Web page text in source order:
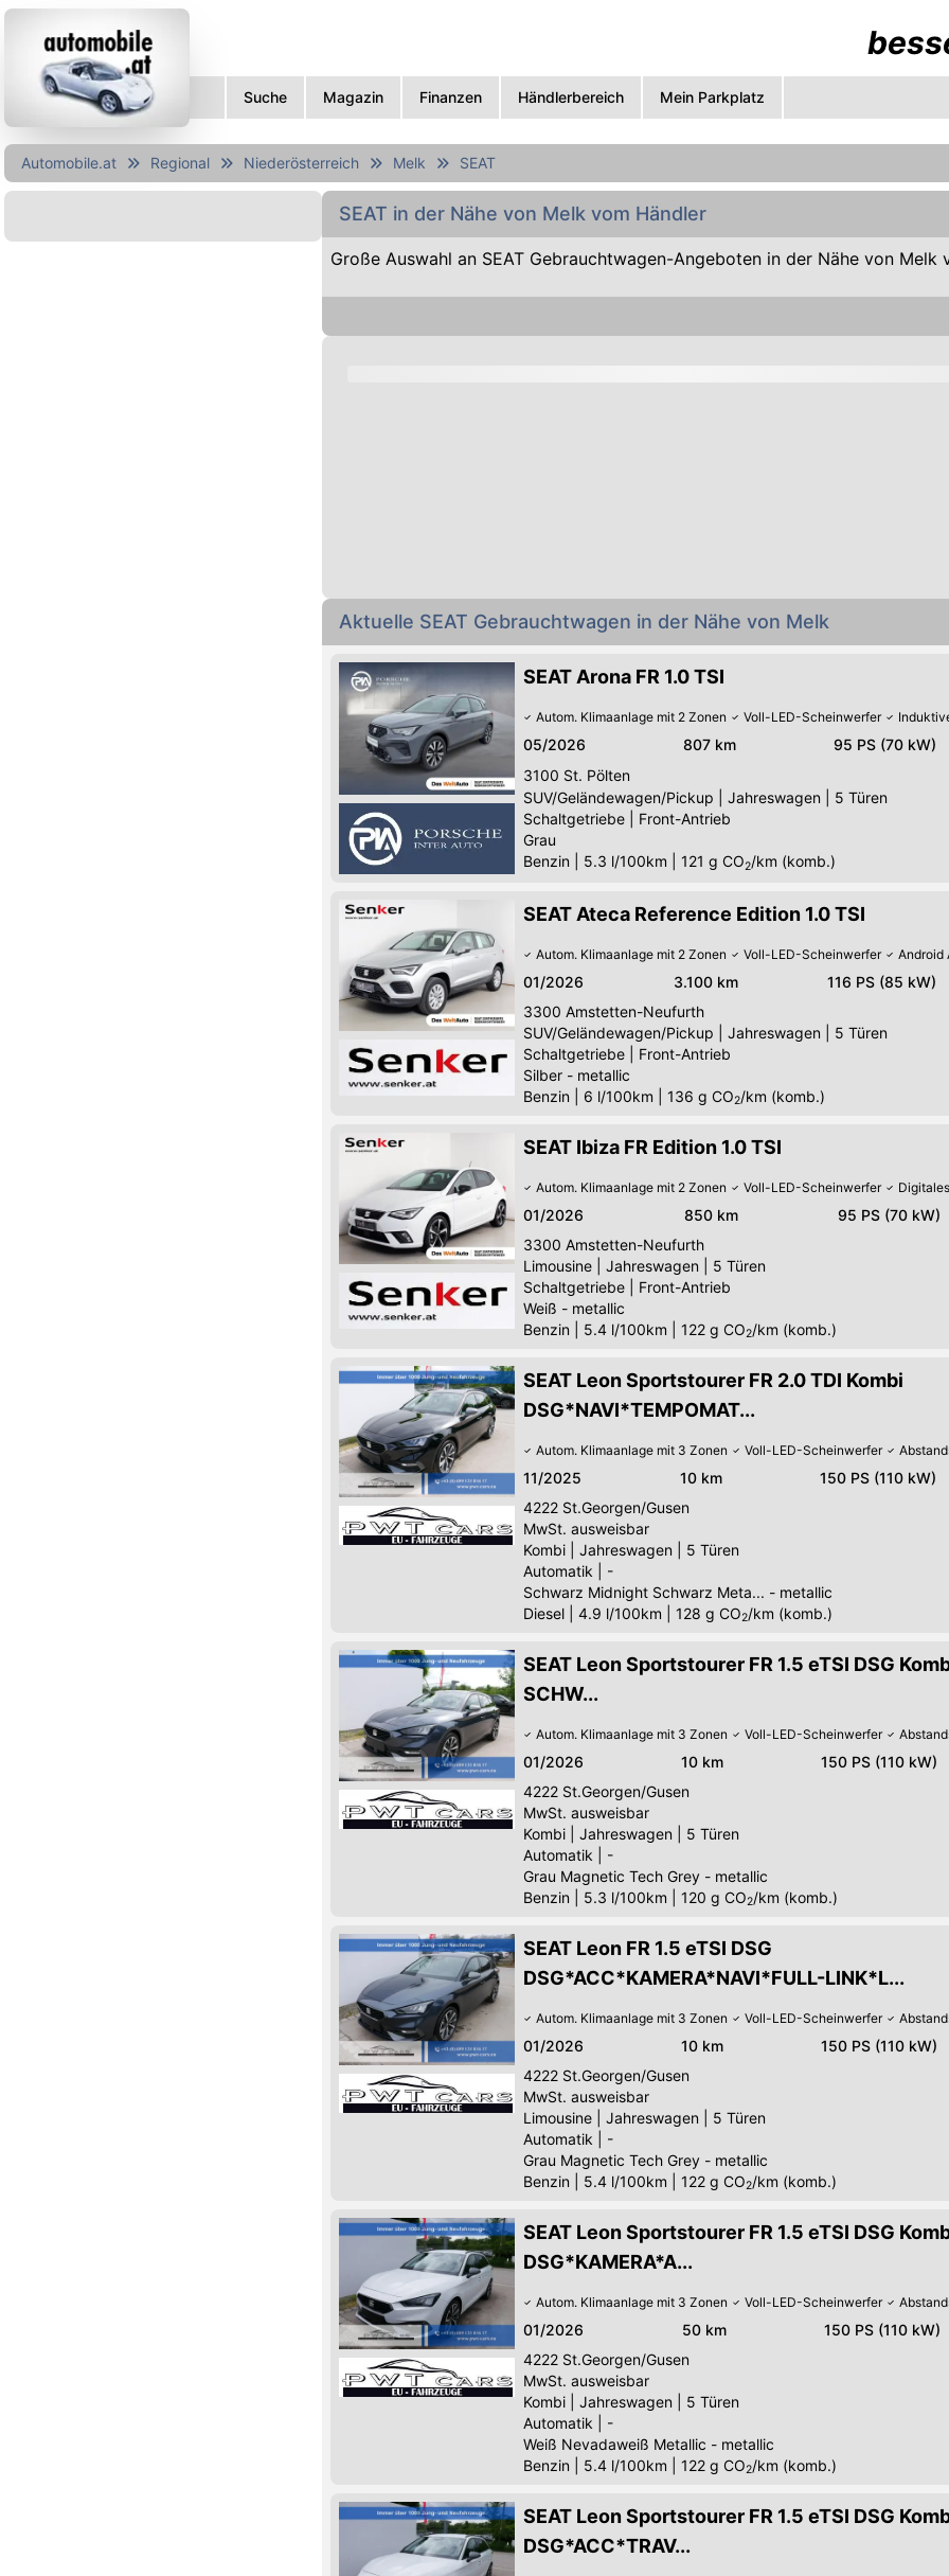
Suche Magazin Finanzen Händlerbereich Mein Parkplatz
Automobile.at Regional Niederösterreich Melk SEAT
SEAT in der Nähe von Melk vom Händler
Große Auswahl an SEAT Gebrauchtwagen-Angeboten in der Nähe von Melk
Aktuelle SEAT Gebrauchtwagen in der Nähe von Melk
SEAT Arona FR 1.0 TSI
Autom. Klimaanlage mit 2 Zonen Voll-LED-Scheinwerfer
05/2026 807 km 95 PS (70 kW)
3100 St. Pölten
SUV/Geländewagen/Pickup
Jahreswagen
5 Türen
Schaltgetriebe
Front-Antrieb
Grau
Benzin
5.3 l/100km 121 g CO2/km (komb.)
SEAT Ateca Reference Edition 1.0 TSI
Autom. Klimaanlage mit 2 Zonen Voll-LED-Scheinwerfer Android
01/2026 3.100 km 116 PS (85 kW)
3300 Amstetten-Neufurth
SUV/Geländewagen/Pickup
Jahreswagen
5 Türen
Schaltgetriebe
Front-Antrieb
Silber - metallic
Benzin
6 l/100km 136 g CO2/km (komb.)
SEAT Ibiza FR Edition 1.0 TSI
Autom. Klimaanlage mit 2 Zonen Voll-LED-Scheinwerfer
01/2026 850 km 95 PS (70 kW)
3300 Amstetten-Neufurth
Limousine
Jahreswagen
5 Türen
Schaltgetriebe
Front-Antrieb
Weiß - metallic
Benzin
5.4 l/100km 122 g CO2/km (komb.)
SEAT Leon Sportstourer FR 2.0 TDI Kombi
DSG*NAVI*TEMPOMAT...
Autom. Klimaanlage mit 3 Zonen Voll-LED-Scheinwerfer
11/2025 10 km 150 PS (110 kW)
4222 St.Georgen/Gusen
MwSt. ausweisbar
Kombi
Jahreswagen
5 Türen
Automatik
-
Schwarz Midnight Schwarz Meta... - metallic
Diesel
4.9 l/100km 128 g CO2/km (komb.)
SEAT Leon Sportstourer FR 1.5 eTSI DSG
SCHW...
Autom. Klimaanlage mit 3 Zonen Voll-LED-Scheinwerfer
01/2026 10 km 150 PS (110 kW)
4222 St.Georgen/Gusen
MwSt. ausweisbar
Kombi
Jahreswagen
5 Türen
Automatik
-
Grau Magnetic Tech Grey - metallic
Benzin
5.3 l/100km 120 g CO2/km (komb.)
SEAT Leon FR 1.5 eTSI DSG
DSG*ACC*KAMERA*NAVI*FULL-LINK*L...
Autom. Klimaanlage mit 3 Zonen Voll-LED-Scheinwerfer
01/2026 10 km 150 PS (110 kW)
4222 St.Georgen/Gusen
MwSt. ausweisbar
Limousine
Jahreswagen
5 Türen
Automatik
-
Grau Magnetic Tech Grey - metallic
Benzin
5.4 l/100km 122 g CO2/km (komb.)
SEAT Leon Sportstourer FR 1.5 eTSI DSG
DSG*KAMERA*A...
Autom. Klimaanlage mit 3 Zonen Voll-LED-Scheinwerfer
01/2026 50 km 150 PS (110 kW)
4222 St.Georgen/Gusen
MwSt. ausweisbar
Kombi
Jahreswagen
5 Türen
Automatik
-
Weiß Nevadaweiß Metallic - metallic
Benzin
5.4 l/100km 122 g CO2/km (komb.)
SEAT Leon Sportstourer FR 1.5 eTSI DSG
DSG*ACC*TRAV...